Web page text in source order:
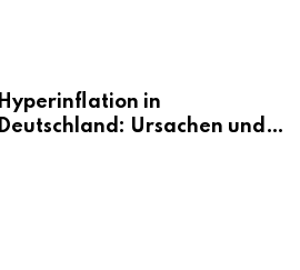
Hyperinflation in
Deutschland: Ursachen und